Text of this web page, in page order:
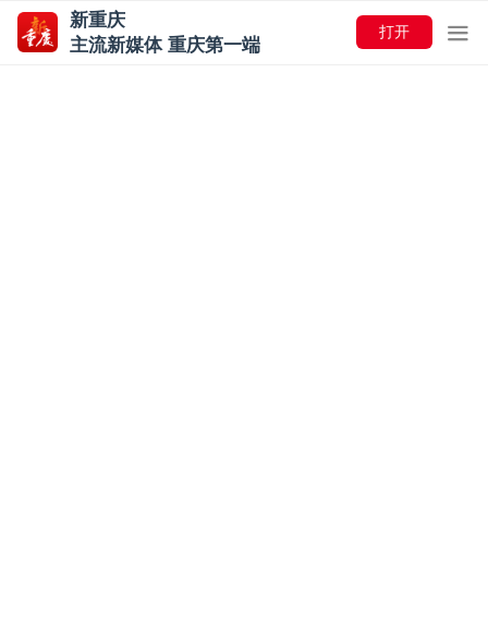
新重庆
主流新媒体 重庆第一端
打开